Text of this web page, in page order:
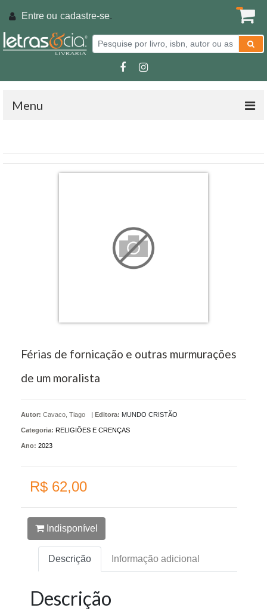
Entre ou cadastre-se.
Menu
Férias de fornicação e outras murmurações
de um moralista
Autor: Cavaco, Tiago | Editora: MUNDO CRISTÃO
Categoria: RELIGIÕES E CRENÇAS
Ano: 2023
R$ 62,00
Indisponível
Descrição Informação adicional
Descrição